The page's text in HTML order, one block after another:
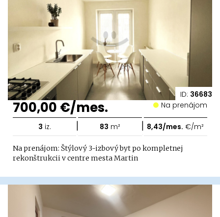
ID: 36683
700,00 €/mes. Na prenájom
3 iz. | 83 m² | 8,43/mes. €/m²
Na prenájom: Štýlový 3-izbový byt po kompletnej
rekonštrukcii v centre mesta Martin